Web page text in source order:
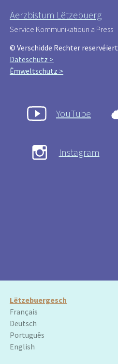
Äerzbistum Lëtzebuerg
Service Kommunikatioun a Press
© Verschidde Rechter reservéiert
Dateschutz >
Ëmweltschutz >
YouTube
Instagram
Lëtzebuergesch
Français
Deutsch
Português
English